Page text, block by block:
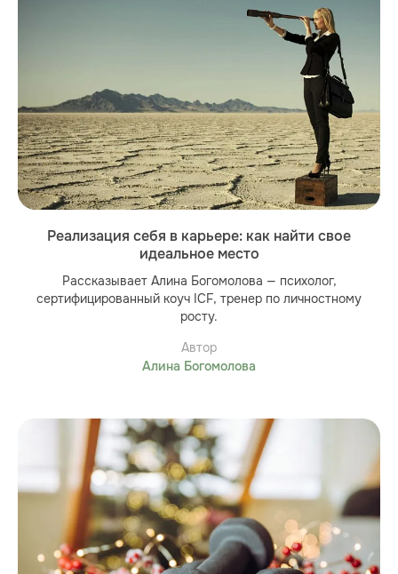
Реализация себя в карьере: как найти свое
идеальное место
Рассказывает Алина Богомолова — психолог,
сертифицированный коуч ICF, тренер по личностному
росту.
Автор
Алина Богомолова